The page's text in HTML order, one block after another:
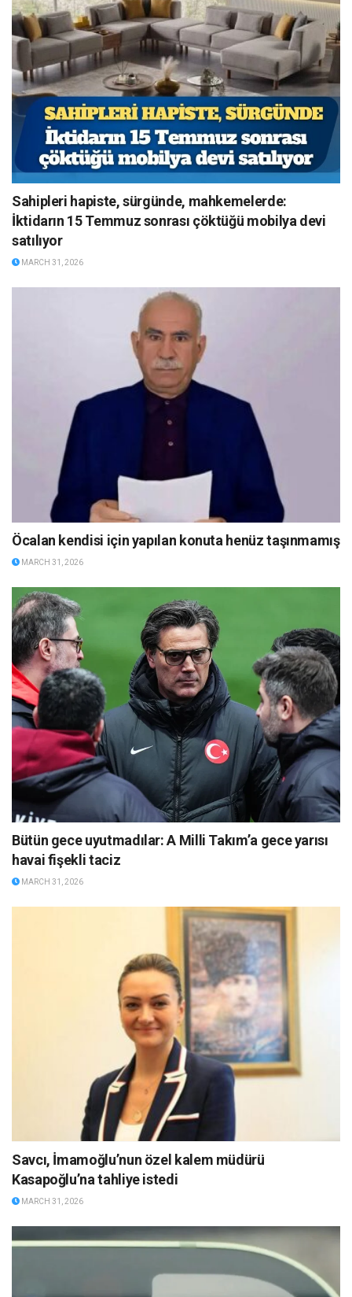
Sahipleri hapiste, sürgünde, mahkemelerde:
İktidarın 15 Temmuz sonrası çöktüğü mobilya devi
satılıyor
MARCH 31, 2026
Öcalan kendisi için yapılan konuta henüz taşınmamış
MARCH 31, 2026
Bütün gece uyutmadılar: A Milli Takım’a gece yarısı
havai fişekli taciz
MARCH 31, 2026
Savcı, İmamoğlu’nun özel kalem müdürü
Kasapoğlu’na tahliye istedi
MARCH 31, 2026